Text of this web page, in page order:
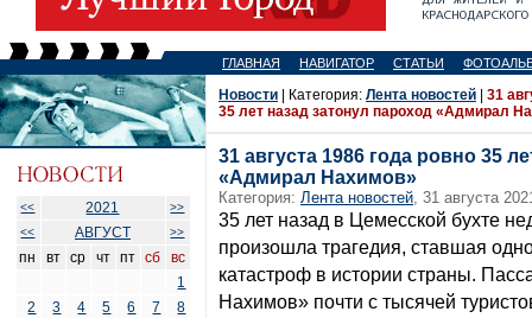
ГЛАВНАЯ НАВИГАТОР СТАТЬИ
<< 2021
>>
<<
АВГУСТ >>
пн вт ср чт пт сб
вс
1
2
3 4 5 6 7
8
Новости | Категория: Лента новостей
31
35 лет назад затонул пароход «Адмирал
31 августа 1986 года ровно 35
«Адмирал Нахимов»
Категория: Лента новостей, 31 августа
35 лет назад в Цемесской бухте
произошла трагедия, ставшая
катастроф в истории страны.
Нахимов» почти с тысячей